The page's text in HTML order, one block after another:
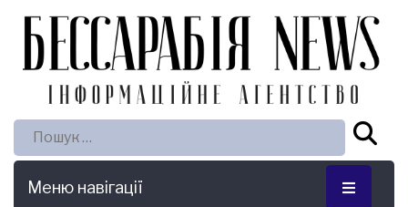
Пошук:
Меню навігації